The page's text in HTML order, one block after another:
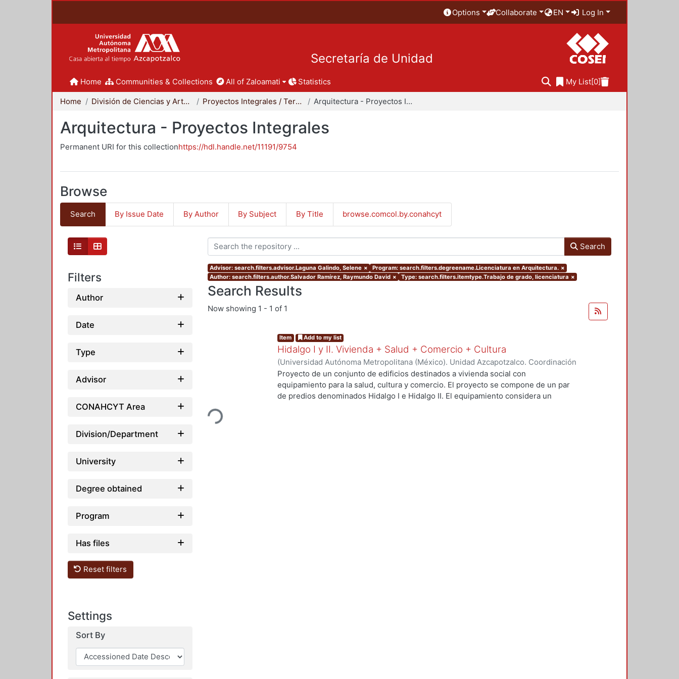
Options Collaborate EN Log In
Secretaría de Unidad
Home Communities & Collections All of Zaloamati Statistics My List[0]
Home División de Ciencias y Artes para el Diseño Proyectos Integrales / Terminales - Licenciatura Arquitectura - Proyectos Integrales
Arquitectura - Proyectos Integrales
Permanent URI for this collectionhttps://hdl.handle.net/11191/9754
Browse
Search By Issue Date By Author By Subject By Title browse.comcol.by.conahcyt
Filters
Author
Date
Type
Advisor
CONAHCYT Area
Division/Department
University
Degree obtained
Program
Has files
Reset filters
Settings
Sort By
Search
Advisor: search.filters.advisor.Laguna Galindo, Selene × Program: search.filters.degreename.Licenciatura en Arquitectura. ×
Author: search.filters.author.Salvador Ramírez, Raymundo David × Type: search.filters.itemtype.Trabajo de grado, licenciatura ×
Search Results
Now showing 1 - 1 of 1
Loading...
Item Add to my list
Hidalgo I y II. Vivienda + Salud + Comercio + Cultura
(Universidad Autónoma Metropolitana (México). Unidad Azcapotzalco. Coordinación
de Servicios de Información.,2023-10)Escalona Rivero, Yesenia; Salvador Ramírez,
Raymundo David
Proyecto de un conjunto de edificios destinados a vivienda social con
equipamiento para la salud, cultura y comercio. El proyecto se compone de un par
de predios denominados Hidalgo I e Hidalgo II. El equipamiento considera un